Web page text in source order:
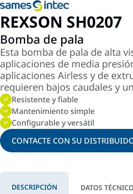
REXSON SH0207
Bomba de pala
Esta bomba de pala de alta
aplicaciones de media
aplicaciones Airless y de
requieren bajos caudales y
Resistente y fiable
Mantenimiento simple
Configurable y versátil
CONTACTE CON SU
DESCRIPCIÓN DATOS